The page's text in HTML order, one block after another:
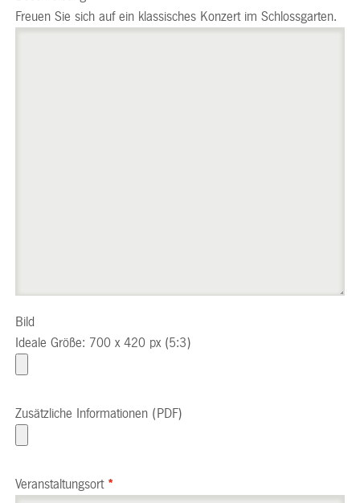
Freuen Sie sich auf ein klassisches Konzert im Schlossgarten.
Bild
Ideale Größe: 700 x 420 px (5:3)
Zusätzliche Informationen (PDF)
Veranstaltungsort *